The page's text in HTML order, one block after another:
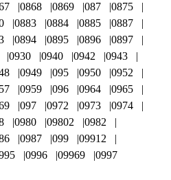
0868 0869 087
0875
0883 0884 0885
0887
0894 0895 0896
0897
0930 0940 0942
0943
0949 095 0950
0952
0959 096 0964
0965
097 0972 0973
0974
0980 09802
0982
0987 099
09912
0996 09969 0997